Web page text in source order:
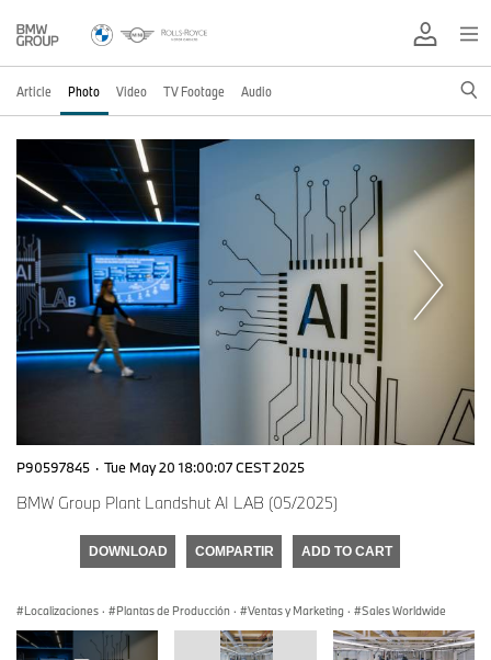
Article Photo Video TV Footage Audio
P90597845 · Tue May 20 18:00:07 CEST 2025
BMW Group Plant Landshut AI LAB (05/2025)
DOWNLOAD COMPARTIR ADD TO CART
Localizaciones · Plantas de Producción · Ventas y Marketing · Sales Worldwide